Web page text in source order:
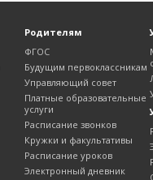
Родителям
ФГОС
Будущим первоклассникам
Управляющий совет
Платные образовательные
услуги
Расписание звонков
Кружки и факультативы
Расписание уроков
Электронный дневник